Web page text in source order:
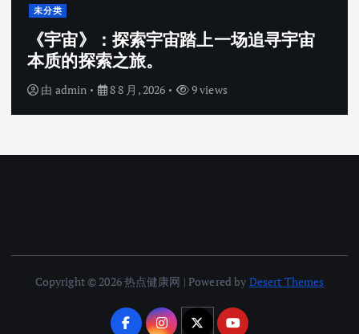
未分类
2026公钲评选行业内专业的评选系统哪
家强，公钲评选三大痛点一次击穿
由 admin 8 8 月, 2026 11 views
Copyright © 2026 热点健康网 | Powered by Desert Themes